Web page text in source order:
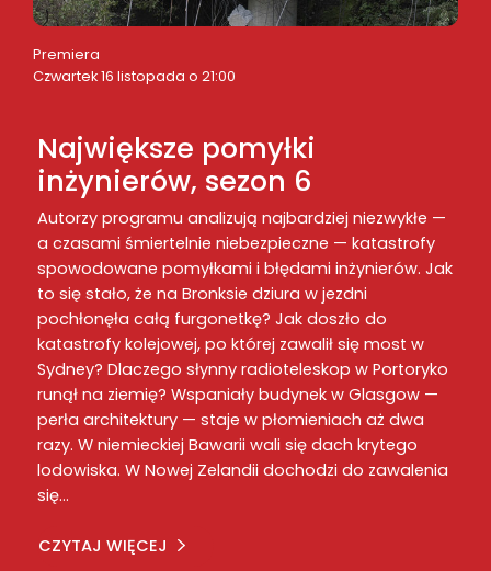
Premiera
Czwartek 16 listopada o 21:00
Największe pomyłki
inżynierów, sezon 6
Autorzy programu analizują najbardziej niezwykłe —
a czasami śmiertelnie niebezpieczne — katastrofy
spowodowane pomyłkami i błędami inżynierów. Jak
to się stało, że na Bronksie dziura w jezdni
pochłonęła całą furgonetkę? Jak doszło do
katastrofy kolejowej, po której zawalił się most w
Sydney? Dlaczego słynny radioteleskop w Portoryko
runął na ziemię? Wspaniały budynek w Glasgow —
perła architektury — staje w płomieniach aż dwa
razy. W niemieckiej Bawarii wali się dach krytego
lodowiska. W Nowej Zelandii dochodzi do zawalenia
się…
CZYTAJ WIĘCEJ